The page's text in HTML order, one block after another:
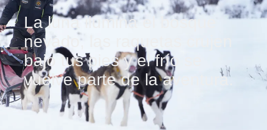
La luna ilumina el bosque
nevado, las raquetas crujen
bajo tus pies y el frío se
vuelve parte de la aventura.